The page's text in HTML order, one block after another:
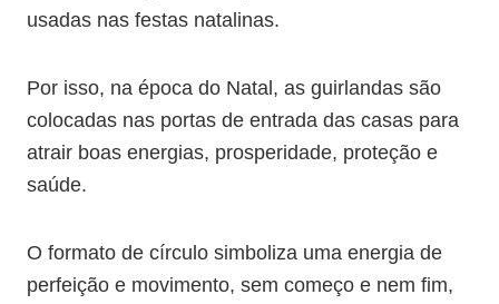
usadas nas festas natalinas.
Por isso, na época do Natal, as guirlandas são
colocadas nas portas de entrada das casas para
atrair boas energias, prosperidade, proteção e
saúde.
O formato de círculo simboliza uma energia de
perfeição e movimento, sem começo e nem fim,